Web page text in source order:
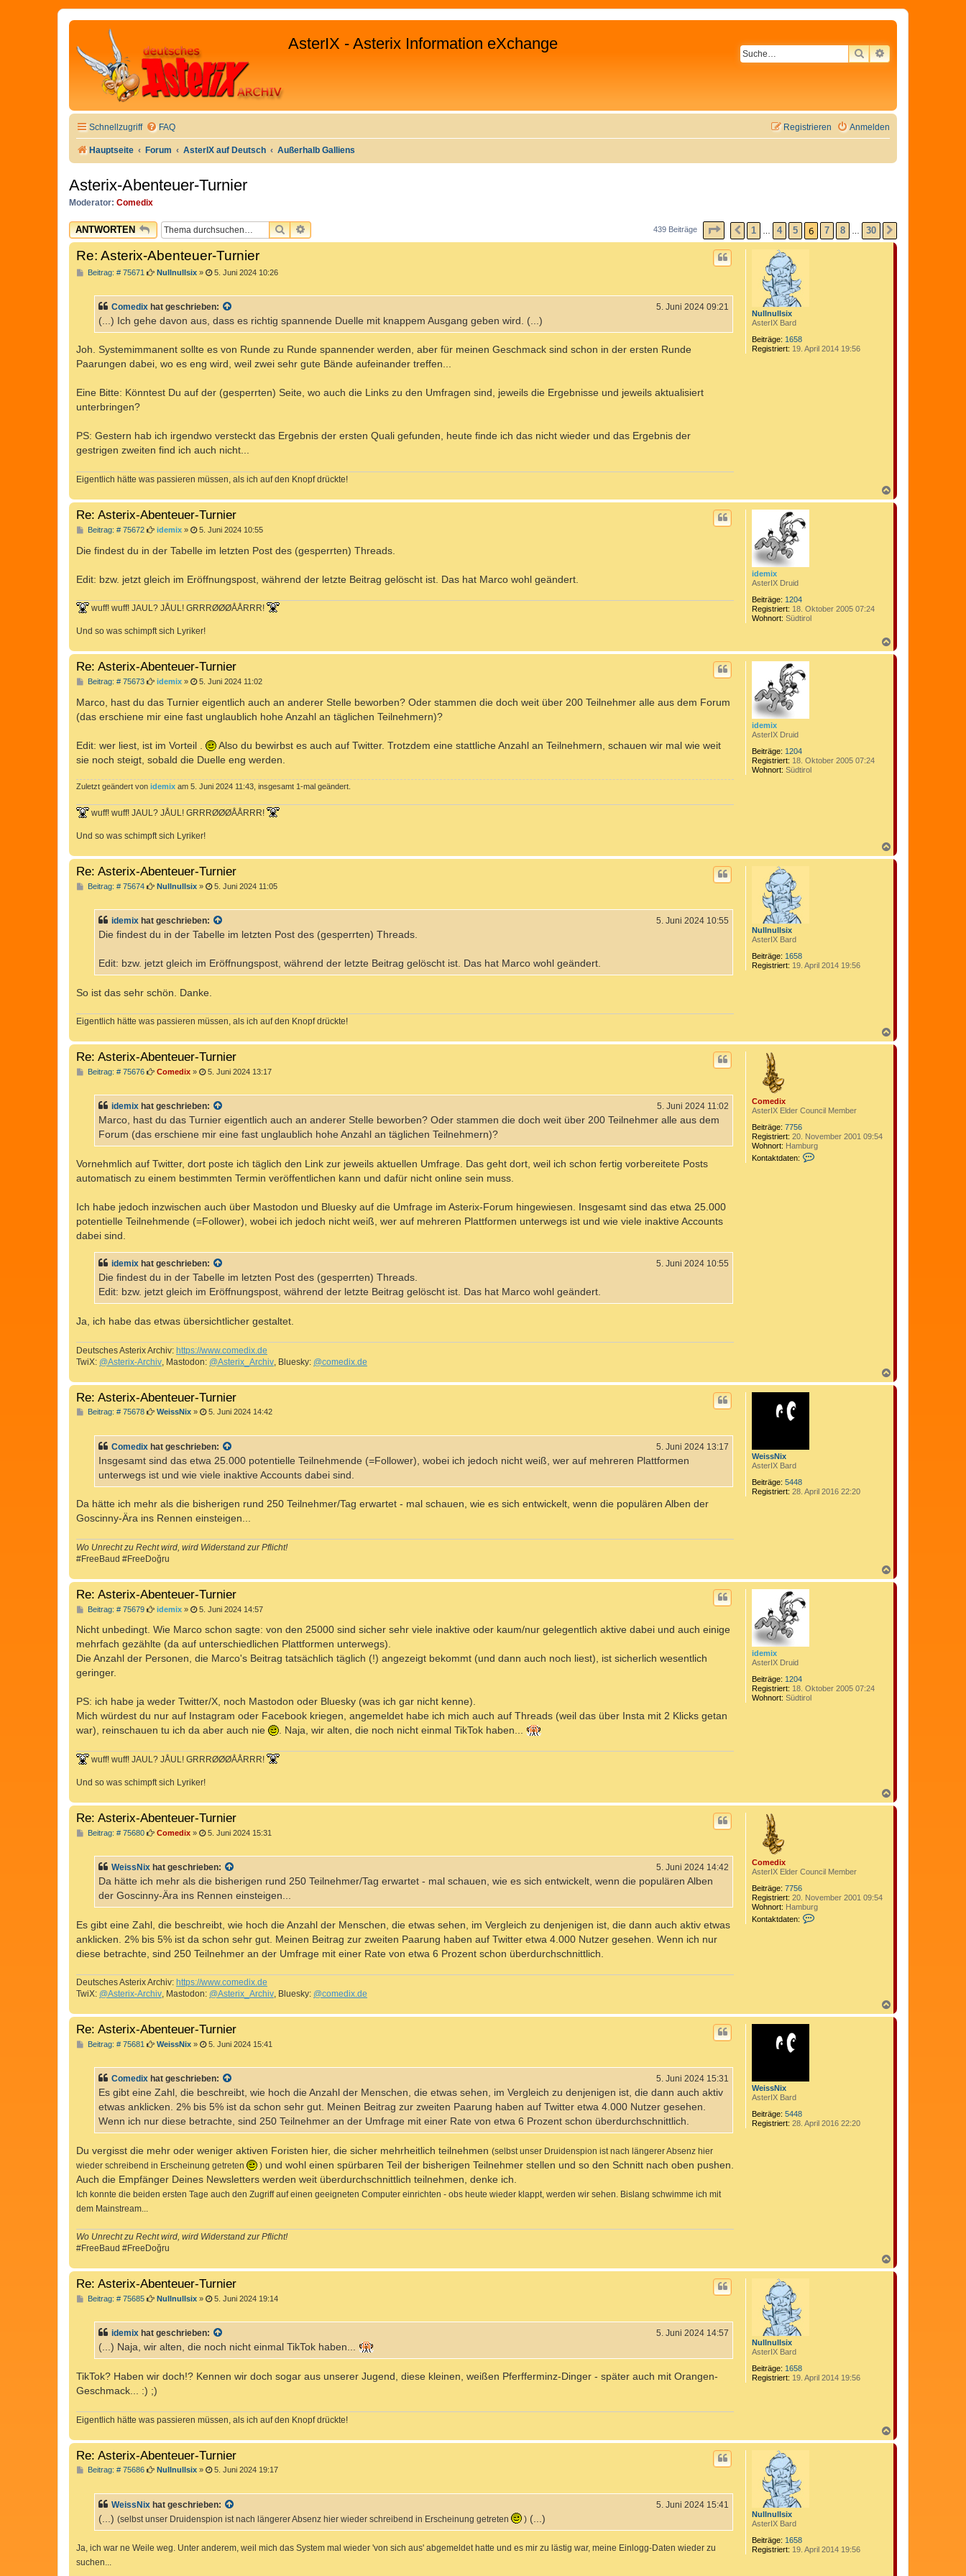
AsterIX - Asterix Information eXchange
SUCHEERWEITERTE
Schnellzugriff FAQ Anmelden
Registrieren
Hauptseite Forum AsterIX auf Deutsch Außerhalb Galliens
Asterix-Abenteuer-Turnier
Moderator: Comedix
ANTWORTEN SUCHEERWEITERTE SUCHE 439 Beiträge SEITE 6 VON
VORHERIGE
1 4 5 6 7 8 30
Nullnullsix
AsterIX Bard
Beiträge: 1658
Registriert: 19. April 2014 19:56
Re: Asterix-Abenteuer-Turnier
Beitrag: # 75671 B
r
a
Nullnullsix» 5. Juni 2024 10:26
Comedix hat geschrieben: 5. Juni 2024 09:21
(...) Ich gehe davon aus, dass es richtig spannende Duelle mit knappem Ausgang geben wird. (...)
Joh. Systemimmanent sollte es von Runde zu Runde spannender werden, aber für meinen Geschmack sind schon in der ersten Runde
Paarungen dabei, wo es eng wird, weil zwei sehr gute Bände aufeinander treffen...
Eine Bitte: Könntest Du auf der (gesperrten) Seite, wo auch die Links zu den Umfragen sind, jeweils die Ergebnisse und jeweils aktualisiert
unterbringen?
PS: Gestern hab ich irgendwo versteckt das Ergebnis der ersten Quali gefunden, heute finde ich das nicht wieder und das Ergebnis der
gestrigen zweiten find ich auch nicht...
Eigentlich hätte was passieren müssen, als ich auf den Knopf drückte!
a
c
idemix
AsterIX Druid
Beiträge: 1204
Registriert: 18. Oktober 2005 07:24
Wohnort: Südtirol
Re: Asterix-Abenteuer-Turnier
Beitrag: # 75672B
i
t
g
idemix» 5. Juni 2024 10:55
Die findest du in der Tabelle im letzten Post des (gesperrten) Threads.
Edit: bzw. jetzt gleich im Eröffnungspost, während der letzte Beitrag gelöscht ist. Das hat Marco wohl geändert.
wuff! wuff! JAUL? JÅUL! GRRRØØØÅÅRRR!
Und so was schimpft sich Lyriker!
a
c
idemix
AsterIX Druid
Beiträge: 1204
Registriert: 18. Oktober 2005 07:24
Wohnort: Südtirol
Re: Asterix-Abenteuer-Turnier
Beitrag: # 75673B
i
t
r
idemix» 5. Juni 2024 11:02
Marco, hast du das Turnier eigentlich auch an anderer Stelle beworben? Oder stammen die doch weit über 200 Teilnehmer alle aus dem Forum
(das erschiene mir eine fast unglaublich hohe Anzahl an täglichen Teilnehmern)?
Edit: wer liest, ist im Vorteil .
Also du bewirbst es auch auf Twitter. Trotzdem eine stattliche Anzahl an Teilnehmern, schauen wir mal wie weit
sie noch steigt, sobald die Duelle eng werden.
Zuletzt geändert von idemix am 5. Juni 2024 11:43, insgesamt 1-mal geändert.
wuff! wuff! JAUL? JÅUL! GRRRØØØÅÅRRR!
Und so was schimpft sich Lyriker!
a
c
Nullnullsix
AsterIX Bard
Beiträge: 1658
Registriert: 19. April 2014 19:56
Re: Asterix-Abenteuer-Turnier
Beitrag: # 75674B
r
a
Nullnullsix» 5. Juni 2024 11:05
idemix hat geschrieben: 5. Juni 2024 10:55
Die findest du in der Tabelle im letzten Post des (gesperrten) Threads.
Edit: bzw. jetzt gleich im Eröffnungspost, während der letzte Beitrag gelöscht ist. Das hat Marco wohl geändert.
So ist das sehr schön. Danke.
Eigentlich hätte was passieren müssen, als ich auf den Knopf drückte!
a
c
Comedix
AsterIX Elder Council Member
Beiträge: 7756
Registriert: 20. November 2001 09:54
Wohnort: Hamburg
Kontaktdaten:
Re: Asterix-Abenteuer-Turnier
Beitrag: # 75676B
r
a
Comedix» 5. Juni 2024 13:17
idemix hat geschrieben: 5. Juni 2024 11:02
Marco, hast du das Turnier eigentlich auch an anderer Stelle beworben? Oder stammen die doch weit über 200 Teilnehmer alle aus dem
Forum (das erschiene mir eine fast unglaublich hohe Anzahl an täglichen Teilnehmern)?
Vornehmlich auf Twitter, dort poste ich täglich den Link zur jeweils aktuellen Umfrage. Das geht dort, weil ich schon fertig vorbereitete Posts
automatisch zu einem bestimmten Termin veröffentlichen kann und dafür nicht online sein muss.
Ich habe jedoch inzwischen auch über Mastodon und Bluesky auf die Umfrage im Asterix-Forum hingewiesen. Insgesamt sind das etwa 25.000
potentielle Teilnehmende (=Follower), wobei ich jedoch nicht weiß, wer auf mehreren Plattformen unterwegs ist und wie viele inaktive Accounts
dabei sind.
idemix hat geschrieben: 5. Juni 2024 10:55
Die findest du in der Tabelle im letzten Post des (gesperrten) Threads.
Edit: bzw. jetzt gleich im Eröffnungspost, während der letzte Beitrag gelöscht ist. Das hat Marco wohl geändert.
Ja, ich habe das etwas übersichtlicher gestaltet.
Deutsches Asterix Archiv: https://www.comedix.de
TwiX: @Asterix-Archiv , Mastodon: @Asterix_Archiv , Bluesky: @comedix.de
a
c
WeissNix
AsterIX Bard
Beiträge: 5448
Registriert: 28. April 2016 22:20
Re: Asterix-Abenteuer-Turnier
Beitrag: # 75678B
r
a
WeissNix» 5. Juni 2024 14:42
Comedix hat geschrieben: 5. Juni 2024 13:17
Insgesamt sind das etwa 25.000 potentielle Teilnehmende (=Follower), wobei ich jedoch nicht weiß, wer auf mehreren Plattformen
unterwegs ist und wie viele inaktive Accounts dabei sind.
Da hätte ich mehr als die bisherigen rund 250 Teilnehmer/Tag erwartet - mal schauen, wie es sich entwickelt, wenn die populären Alben der
Goscinny-Ära ins Rennen einsteigen...
Wo Unrecht zu Recht wird, wird Widerstand zur Pflicht!
#FreeBaud #FreeDoğru
a
c
idemix
AsterIX Druid
Beiträge: 1204
Registriert: 18. Oktober 2005 07:24
Wohnort: Südtirol
Re: Asterix-Abenteuer-Turnier
Beitrag: # 75679B
i
t
r
a
g
idemix» 5. Juni 2024 14:57
Nicht unbedingt. Wie Marco schon sagte: von den 25000 sind sicher sehr viele inaktive oder kaum/nur gelegentlich aktive dabei und auch einige
mehrfach gezählte (da auf unterschiedlichen Plattformen unterwegs).
Die Anzahl der Personen, die Marco's Beitrag tatsächlich täglich (!) angezeigt bekommt (und dann auch noch liest), ist sicherlich wesentlich
geringer.
PS: ich habe ja weder Twitter/X, noch Mastodon oder Bluesky (was ich gar nicht kenne).
Mich würdest du nur auf Instagram oder Facebook kriegen, angemeldet habe ich mich auch auf Threads (weil das über Insta mit 2 Klicks getan
war), reinschauen tu ich da aber auch nie
. Naja, wir alten, die noch nicht einmal TikTok haben...
wuff! wuff! JAUL? JÅUL! GRRRØØØÅÅRRR!
Und so was schimpft sich Lyriker!
a
c
Comedix
AsterIX Elder Council Member
Beiträge: 7756
Registriert: 20. November 2001 09:54
Wohnort: Hamburg
Kontaktdaten:
n
Re: Asterix-Abenteuer-Turnier
Beitrag: # 75680B
r
a
Comedix» 5. Juni 2024 15:31
WeissNix hat geschrieben: 5. Juni 2024 14:42
Da hätte ich mehr als die bisherigen rund 250 Teilnehmer/Tag erwartet - mal schauen, wie es sich entwickelt, wenn die populären Alben
der Goscinny-Ära ins Rennen einsteigen...
Es gibt eine Zahl, die beschreibt, wie hoch die Anzahl der Menschen, die etwas sehen, im Vergleich zu denjenigen ist, die dann auch aktiv etwas
anklicken. 2% bis 5% ist da schon sehr gut. Meinen Beitrag zur zweiten Paarung haben auf Twitter etwa 4.000 Nutzer gesehen. Wenn ich nur
diese betrachte, sind 250 Teilnehmer an der Umfrage mit einer Rate von etwa 6 Prozent schon überdurchschnittlich.
Deutsches Asterix Archiv: https://www.comedix.de
TwiX: @Asterix-Archiv, Mastodon: @Asterix_Archiv, Bluesky: @comedix.de
a
c
WeissNix
AsterIX Bard
Beiträge: 5448
Registriert: 28. April 2016 22:20
Re: Asterix-Abenteuer-Turnier
Beitrag: # 75681 B
r
a
WeissNix» 5. Juni 2024 15:41
Comedix hat geschrieben: 5. Juni 2024 15:31
Es gibt eine Zahl, die beschreibt, wie hoch die Anzahl der Menschen, die etwas sehen, im Vergleich zu denjenigen ist, die dann auch aktiv
etwas anklicken. 2% bis 5% ist da schon sehr gut. Meinen Beitrag zur zweiten Paarung haben auf Twitter etwa 4.000 Nutzer gesehen.
Wenn ich nur diese betrachte, sind 250 Teilnehmer an der Umfrage mit einer Rate von etwa 6 Prozent schon überdurchschnittlich.
Du vergisst die mehr oder weniger aktiven Foristen hier, die sicher mehrheitlich teilnehmen (selbst unser Druidenspion ist nach längerer Absenz hier
wieder schreibend in Erscheinung getreten
) und wohl einen spürbaren Teil der bisherigen Teilnehmer stellen und so den Schnitt nach oben pushen.
Auch die Empfänger Deines Newsletters werden weit überdurchschnittlich teilnehmen, denke ich.
Ich konnte die beiden ersten Tage auch den Zugriff auf einen geeigneten Computer einrichten - obs heute wieder klappt, werden wir sehen. Bislang schwimme ich mit
dem Mainstream...
Wo Unrecht zu Recht wird, wird Widerstand zur Pflicht!
#FreeBaud #FreeDoğru
a
c
Nullnullsix
AsterIX Bard
Beiträge: 1658
Registriert: 19. April 2014 19:56
Re: Asterix-Abenteuer-Turnier
Beitrag: # 75685B
r
a
Nullnullsix» 5. Juni 2024 19:14
idemix hat geschrieben: 5. Juni 2024 14:57
(...) Naja, wir alten, die noch nicht einmal TikTok haben...
TikTok? Haben wir doch!? Kennen wir doch sogar aus unserer Jugend, diese kleinen, weißen Pferfferminz-Dinger - später auch mit Orangen-
Geschmack... :) ;)
Eigentlich hätte was passieren müssen, als ich auf den Knopf drückte!
a
c
Nullnullsix
AsterIX Bard
Beiträge: 1658
Registriert: 19. April 2014 19:56
Re: Asterix-Abenteuer-Turnier
Beitrag: # 75686B
r
a
Nullnullsix» 5. Juni 2024 19:17
WeissNix hat geschrieben: 5. Juni 2024 15:41
(...) (selbst unser Druidenspion ist nach längerer Absenz hier wieder schreibend in Erscheinung getreten ) (...)
Ja, ich war ne Weile weg. Unter anderem, weil mich das System mal wieder 'von sich aus' abgemeldet hatte und es mir zu lästig war, meine Einlogg-Daten wieder zu
suchen...